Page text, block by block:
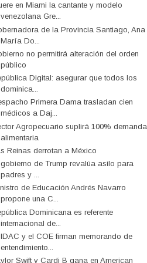
en Miami la cantante y modelo
venezolana Gre...
de la Provincia Santiago, Ana
María Do...
no permitirá alteración del orden
público
Digital: asegurar que todos los
dominica...
Primera Dama trasladan cien
médicos a Daj...
Agropecuario suplirá 100% demanda
alimentaria
Reinas derrotan a México
de Trump revalúa asilo para
padres y ...
de Educación Andrés Navarro
propone una C...
Dominicana es referente
internacional de...
y el COE firman memorando de
entendimiento...
Swift y Cardi B gana en American